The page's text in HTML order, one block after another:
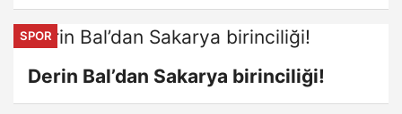
SPOR
Derin Bal’dan Sakarya birinciliği!